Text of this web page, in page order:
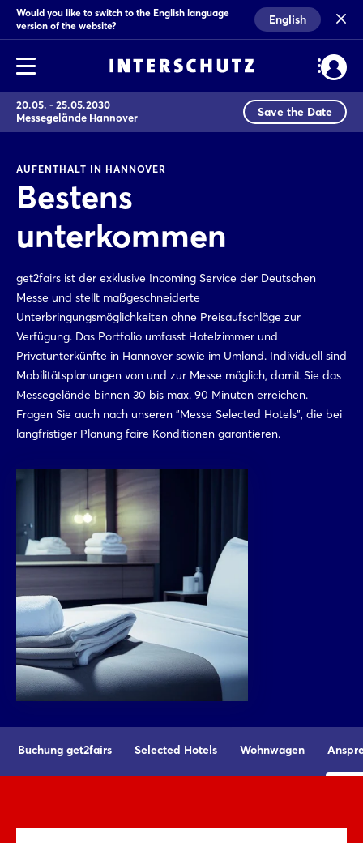
Would you like to switch to the English language
version of the website?
English
20.05. - 25.05.2030
Messegelände Hannover
Save the Date
AUFENTHALT IN HANNOVER
Bestens
unterkommen
get2fairs ist der exklusive Incoming Service der Deutschen
Messe und stellt maßgeschneiderte
Unterbringungsmöglichkeiten ohne Preisaufschläge zur
Verfügung. Das Portfolio umfasst Hotelzimmer und
Privatunterkünfte in Hannover sowie im Umland. Individuell sind
Mobilitätsplanungen von und zur Messe möglich, damit Sie das
Messegelände binnen 30 bis max. 90 Minuten erreichen.
Fragen Sie auch nach unseren "Messe Selected Hotels", die bei
langfristiger Planung faire Konditionen garantieren.
Buchung get2fairs Selected Hotels Wohnwagen